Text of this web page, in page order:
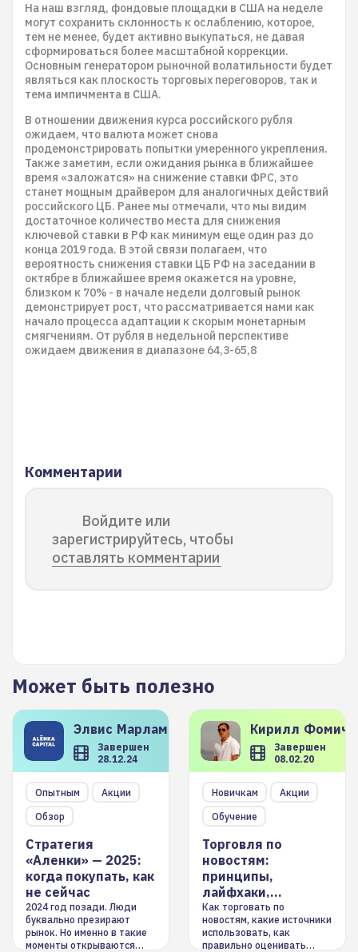
На наш взгляд, фондовые площадки в США на неделе
могут сохранить склонность к ослаблению, которое,
тем не менее, будет активно выкупаться, не давая
сформироваться более масштабной коррекции.
Основным генератором рыночной волатильности будет
являться как плоскость торговых переговоров, так и
тема импичмента в США.
В отношении движения курса российского рубля
ожидаем, что валюта может снова
продемонстрировать попытки умеренного укрепления.
Также заметим, если ожидания рынка в ближайшее
время «заложатся» на снижение ставки ФРС, это
станет мощным драйвером для аналогичных действий
российского ЦБ. Ранее мы отмечали, что мы видим
достаточное количество места для снижения
ключевой ставки в РФ как минимум еще один раз до
конца 2019 года. В этой связи полагаем, что
вероятность снижения ставки ЦБ РФ на заседании в
октябре в ближайшее время окажется на уровне,
близком к 70% - в начале недели долговый рынок
демонстрирует рост, что рассматривается нами как
начало процесса адаптации к скорым монетарным
смягчениям. От рубля в недельной перспективе
ожидаем движения в диапазоне 64,3-65,8
Комментарии
Войдите или
зарегистрируйтесь, чтобы
оставлять комментарии
Может быть полезно
Элвис Марламов
Завершен
28.12.24
Опытным
Акции
Обзор
Стратегия
«Аленки» — 2025:
когда покупать, как
не сейчас
2024 год позади. Люди
буквально презирают
рынок. Но именно в такие
моменты открываются
Кирилл
Завершен
08.02.20
Новичкам
Акции
Обучение
Торговля по
новостям:
принципы,
лайфхаки,
инструменты
Как торговать по
новостям, какие источники
использовать, как
правильно оценивать